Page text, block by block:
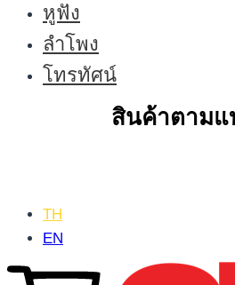
หูฟัง
ลำโพง
โทรทัศน์
สินค้าตามแ
TH
EN